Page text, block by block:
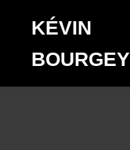
KÉVIN
BOURGEY